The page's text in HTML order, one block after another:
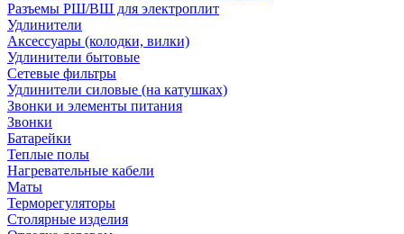
Разъемы РШ/ВШ для электроплит
Удлинители
Аксессуары (колодки, вилки)
Удлинители бытовые
Сетевые фильтры
Удлинители силовые (на катушках)
Звонки и элементы питания
Звонки
Батарейки
Теплые полы
Нагревательные кабели
Маты
Терморегуляторы
Столярные изделия